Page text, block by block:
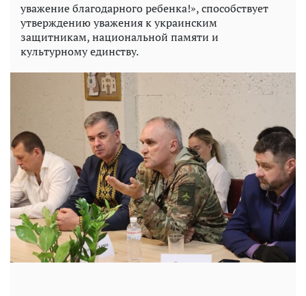
уважение благодарного ребенка!», способствует
утверждению уважения к украинским
защитникам, национальной памяти и
культурному единству.